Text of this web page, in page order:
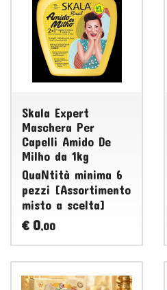
Skala Expert
Maschera Per
Capelli Amido De
Milho da 1kg
QuaNtità minima 6
pezzi [Assortimento
misto a scelta]
€ 0,00